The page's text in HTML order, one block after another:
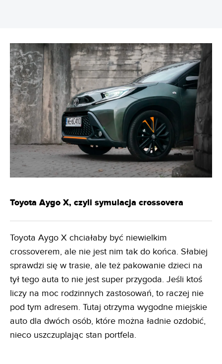
Toyota Aygo X, czyli symulacja crossovera
Toyota Aygo X chciałaby być niewielkim
crossoverem, ale nie jest nim tak do końca. Słabiej
sprawdzi się w trasie, ale też pakowanie dzieci na
tył tego auta to nie jest super przygoda. Jeśli ktoś
liczy na moc rodzinnych zastosowań, to raczej nie
pod tym adresem. Tutaj otrzyma wygodne miejskie
auto dla dwóch osób, które można ładnie ozdobić,
nieco uszczuplając stan portfela.